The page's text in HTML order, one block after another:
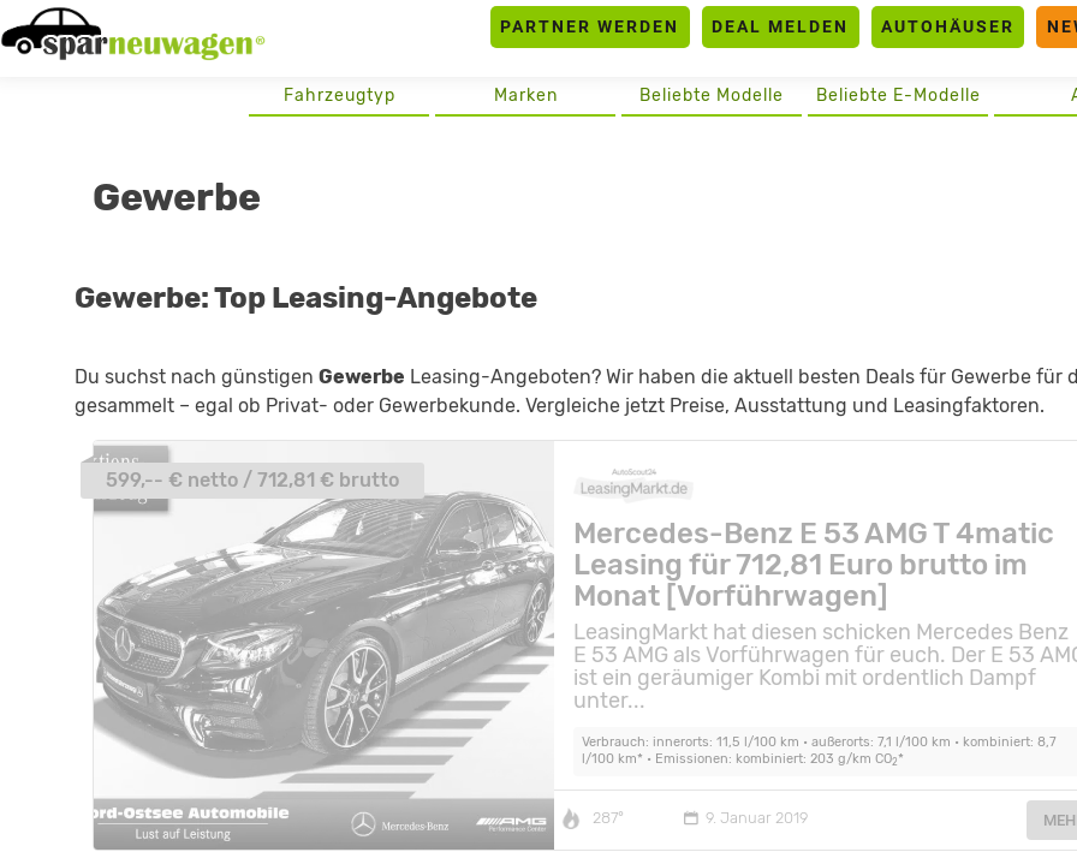
Skip
to
PARTNER WERDEN DEAL MELDEN AUTOHÄUSER
Beliebte E-Modelle
Beliebte Modelle
Marken
Fahrzeugtyp
Gewerbe
Gewerbe: Top Leasing-Angebote
Du suchst nach günstigen Gewerbe Leasing-Angeboten? Wir haben die aktuell besten Deals für Gewerbe für
gesammelt – egal ob Privat- oder Gewerbekunde. Vergleiche jetzt Preise, Ausstattung und Leasingfaktoren.
Mercedes-Benz E 53 AMG T 4matic
Leasing für 712,81 Euro brutto im
Monat [Vorführwagen]
LeasingMarkt hat diesen schicken Mercedes Benz
E 53 AMG als Vorführwagen für euch. Der E 53
ist ein geräumiger Kombi mit ordentlich Dampf
unter...
Verbrauch: innerorts: 11,5 l/100 km • außerorts: 7,1 l/100 km • kombiniert: 8,7
l/100 km* • Emissionen: kombiniert: 203 g/km CO2*
287° 9. Januar 2019
599,-- € netto / 712,81 € brutto